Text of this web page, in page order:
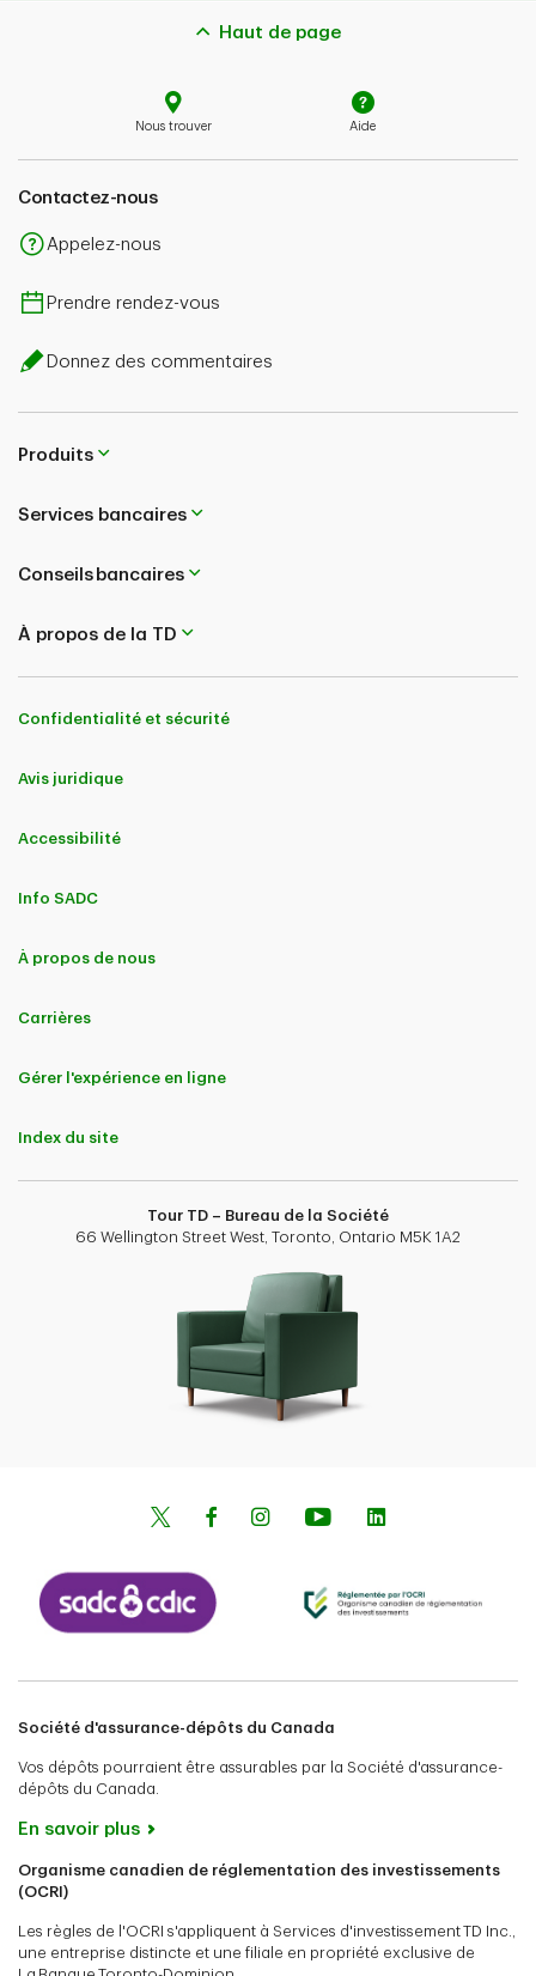
Haut de page
Nous trouver Aide
Contactez-nous
Appelez-nous
Prendre rendez-vous
Donnez des commentaires
Produits
Services bancaires
Conseils bancaires
À propos de la TD
Confidentialité et sécurité
Avis juridique
Accessibilité
Info SADC
À propos de nous
Carrières
Gérer l'expérience en ligne
Index du site
Tour TD – Bureau de la Société
66 Wellington Street West, Toronto, Ontario M5K 1A2
Société d'assurance-dépôts du Canada
Vos dépôts pourraient être assurables par la Société d'assurance-
dépôts du Canada.
En savoir plus
Organisme canadien de réglementation des investissements
(OCRI)
Les règles de l'OCRI s'appliquent à Services d'investissement TD Inc.,
une entreprise distincte et une filiale en propriété exclusive de